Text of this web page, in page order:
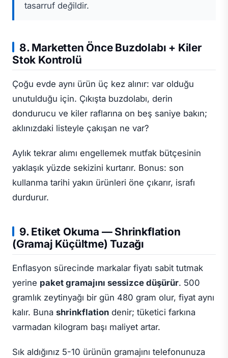
tasarruf değildir.
8. Marketten Önce Buzdolabı + Kiler
Stok Kontrolü
Çoğu evde aynı ürün üç kez alınır: var olduğu
unutulduğu için. Çıkışta buzdolabı, derin
dondurucu ve kiler raflarına on beş saniye bakın;
aklınızdaki listeyle çakışan ne var?
Aylık tekrar alımı engellemek mutfak bütçesinin
yaklaşık yüzde sekizini kurtarır. Bonus: son
kullanma tarihi yakın ürünleri öne çıkarır, israfı
durdurur.
9. Etiket Okuma — Shrinkflation
(Gramaj Küçültme) Tuzağı
Enflasyon sürecinde markalar fiyatı sabit tutmak
yerine paket gramajını sessizce düşürür. 500
gramlık zeytinyağı bir gün 480 gram olur, fiyat aynı
kalır. Buna shrinkflation denir; tüketici farkına
varmadan kilogram başı maliyet artar.
Sık aldığınız 5-10 ürünün gramajını telefonunuza